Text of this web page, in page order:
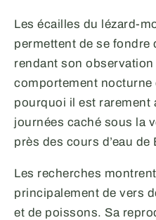
Les écailles du lézard-
permettent de se
rendant son
comportement nocturne
pourquoi il est rarement
journées caché sous la
près des cours d’eau de
Les recherches
principalement de vers
et de poissons. Sa